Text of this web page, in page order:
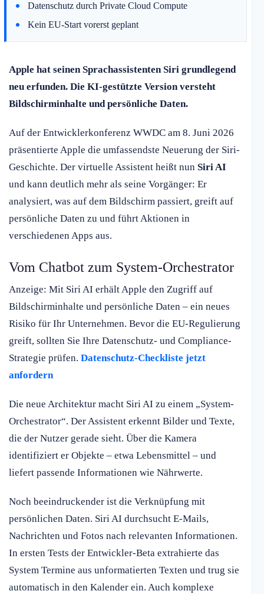
Datenschutz durch Private Cloud Compute
Kein EU-Start vorerst geplant
Apple hat seinen Sprachassistenten Siri grundlegend
neu erfunden. Die KI-gestützte Version versteht
Bildschirminhalte und persönliche Daten.
Auf der Entwicklerkonferenz WWDC am 8. Juni 2026
präsentierte Apple die umfassendste Neuerung der Siri-
Geschichte. Der virtuelle Assistent heißt nun Siri AI
und kann deutlich mehr als seine Vorgänger: Er
analysiert, was auf dem Bildschirm passiert, greift auf
persönliche Daten zu und führt Aktionen in
verschiedenen Apps aus.
Vom Chatbot zum System-Orchestrator
Anzeige: Mit Siri AI erhält Apple den Zugriff auf
Bildschirminhalte und persönliche Daten – ein neues
Risiko für Ihr Unternehmen. Bevor die EU-Regulierung
greift, sollten Sie Ihre Datenschutz- und Compliance-
Strategie prüfen. Datenschutz-Checkliste jetzt
anfordern
Die neue Architektur macht Siri AI zu einem „System-
Orchestrator“. Der Assistent erkennt Bilder und Texte,
die der Nutzer gerade sieht. Über die Kamera
identifiziert er Objekte – etwa Lebensmittel – und
liefert passende Informationen wie Nährwerte.
Noch beeindruckender ist die Verknüpfung mit
persönlichen Daten. Siri AI durchsucht E-Mails,
Nachrichten und Fotos nach relevanten Informationen.
In ersten Tests der Entwickler-Beta extrahierte das
System Termine aus unformatierten Texten und trug sie
automatisch in den Kalender ein. Auch komplexe